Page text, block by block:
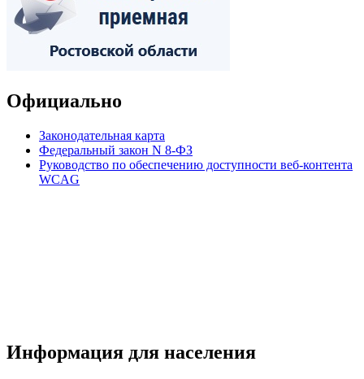
Официально
Законодательная карта
Федеральный закон N 8-ФЗ
Руководство по обеспечению доступности веб-контента
WCAG
Информация для населения